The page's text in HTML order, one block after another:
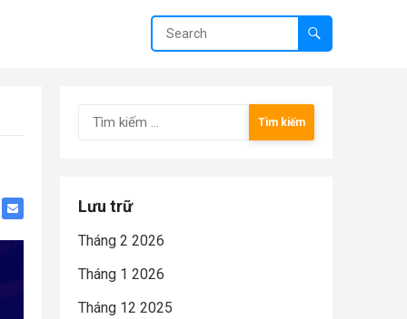
Tìm
kiếm
Lưu trữ
Tháng 2 2026
Tháng 1 2026
Tháng 12 2025